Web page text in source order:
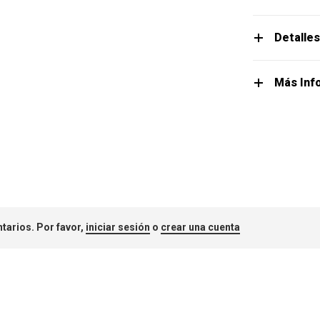
Detalles
Más
Por favor, iniciar sesión o crear una cuenta